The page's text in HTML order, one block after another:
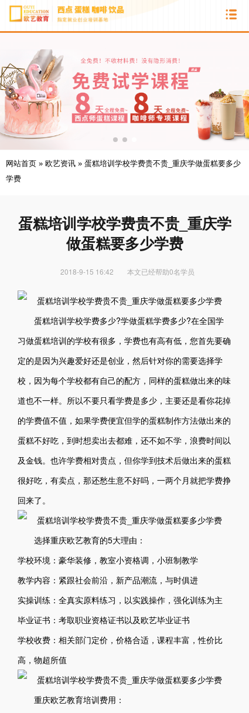
网站首页 » 欧艺资讯 » 蛋糕培训学校学费贵不贵_重庆学做蛋糕要多少
学费
蛋糕培训学校学费贵不贵_重庆学
做蛋糕要多少学费
2018-9-15 16:42 本文已经帮助0名学员
蛋糕培训学校学费多少?学做蛋糕学费多少?在全国学
习做蛋糕培训的学校有很多，学费也有高有低，您首先要确
定的是因为兴趣爱好还是创业，然后针对你的需要选择学
校，因为每个学校都有自己的配方，同样的蛋糕做出来的味
道也不一样。所以不要只看学费是多少，主要还是看你花掉
的学费值不值，如果学费便宜但学的蛋糕制作方法做出来的
蛋糕不好吃，到时想卖出去都难，还不如不学，浪费时间以
及金钱。也许学费相对贵点，但你学到技术后做出来的蛋糕
很好吃，有卖点，那还愁生意不好吗，一两个月就把学费挣
回来了。
选择重庆欧艺教育的5大理由：
学校环境：豪华装修，教室小资格调，小班制教学
教学内容：紧跟社会前沿，新产品潮流，与时俱进
实操训练：全真实原料练习，以实践操作，强化训练为主
毕业证书：考取职业资格证书以及欧艺毕业证书
学校收费：相关部门定价，价格合适，课程丰富，性价比
高，物超所值
重庆欧艺教育培训费用：